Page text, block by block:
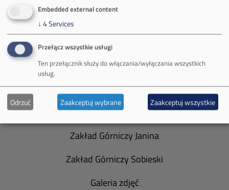
O Firmie
Władze spółki
Spółka Południowy Koncern Węglowy
Zakład Górniczy Brzeszcze
Zakład Górniczy Janina
Zakład Górniczy Sobieski
Galeria zdjęć
Embedded external content
↓ 4Services
Przełącz wszystkie usługi
Ten przełącznik służy do włączania/wyłączania wszystkich
usług.
Odrzuć Zaakceptuj wybrane Zaakceptuj wszystkie